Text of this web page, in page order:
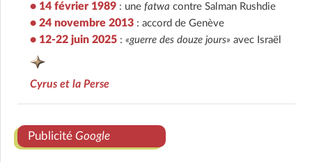
• 14 février 1989 : une fatwa contre Salman Rushdie
• 24 novembre 2013 : accord de Genève
• 12-22 juin 2025 : «guerre des douze jours» avec Israël
Cyrus et la Perse
Publicité Google